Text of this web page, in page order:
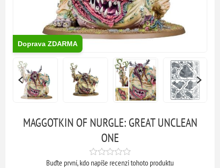
Doprava ZDARMA
MAGGOTKIN OF NURGLE: GREAT UNCLEAN
ONE
Buďte první, kdo napíše recenzi tohoto produktu